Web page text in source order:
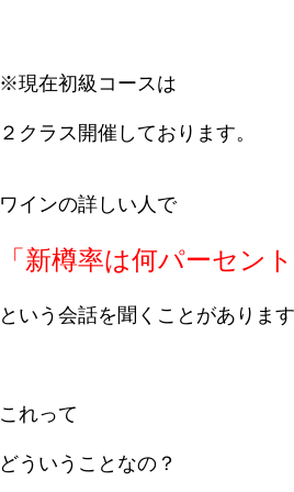
※現在初級コースは
２クラス開催しております。
ワインの詳しい人で
「新樽率は何パーセント
という会話を聞くことがあります
これって
どういうことなの？